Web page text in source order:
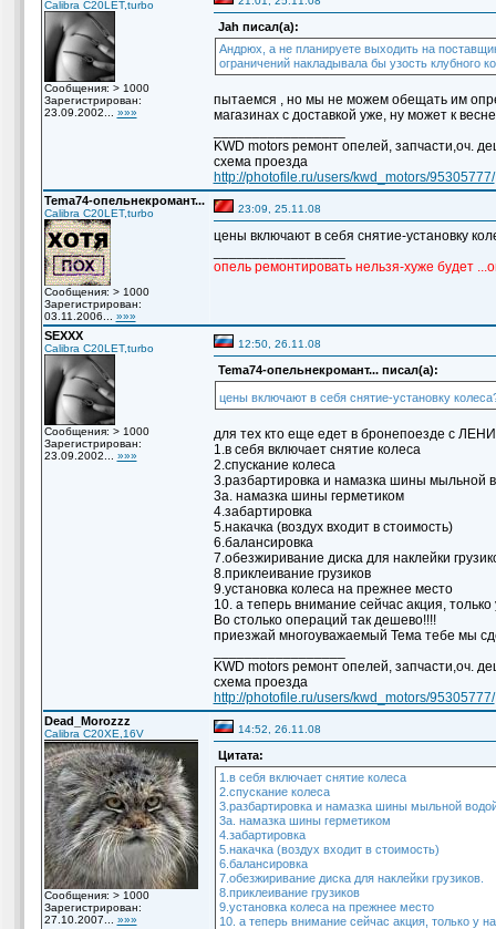
Calibra C20LET,turbo
Сообщения: > 1000
Зарегистрирован:
23.09.2002... »»»
Jah писал(а):
Андрюх, а не планируете выходить на
ограничений накладывала бы узость клубного
пытаемся , но мы не можем обещать им
магазинах с доставкой уже, ну может к
KWD motors ремонт опелей, запчасти,оч.
схема проезда
http://photofile.ru/users/kwd_motors/95305777/
Temа74-опельнекромант...
Calibra C20LET,turbo
Сообщения: > 1000
Зарегистрирован:
03.11.2006... »»»
23:09, 25.11.08
цены включают в себя снятие-установку
опель ремонтировать нельзя-хуже будет
SEXXX
Calibra C20LET,turbo
Сообщения: > 1000
Зарегистрирован:
23.09.2002... »»»
12:50, 26.11.08
Temа74-опельнекромант... писал(а):
цены включают в себя снятие-установку
для тех кто еще едет в бронепоезде с
1.в себя включает снятие колеса
2.спускание колеса
3.разбартировка и намазка шины мыльной
3а. намазка шины герметиком
4.забартировка
5.накачка (воздух входит в стоимость)
6.балансировка
7.обезжиривание диска для наклейки
8.приклеивание грузиков
9.установка колеса на прежнее место
10. а теперь внимание сейчас акция,
Во столько операций так дешево!!!!
приезжай многоуважаемый Тема тебе мы
KWD motors ремонт опелей, запчасти,оч.
схема проезда
http://photofile.ru/users/kwd_motors/95305777/
Dead_Morozzz
Calibra C20XE,16V
Сообщения: > 1000
Зарегистрирован:
27.10.2007... »»»
14:52, 26.11.08
Цитата:
1.в себя включает снятие колеса
2.спускание колеса
3.разбартировка и намазка шины мыльной
3а. намазка шины герметиком
4.забартировка
5.накачка (воздух входит в стоимость)
6.балансировка
7.обезжиривание диска для наклейки грузиков.
8.приклеивание грузиков
9.установка колеса на прежнее место
10. а теперь внимание сейчас акция, только у